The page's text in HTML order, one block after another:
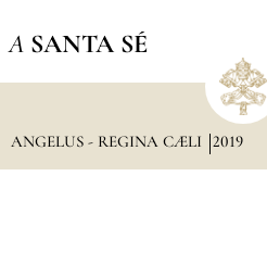
A SANTA SÉ
ANGELUS - REGINA CÆLI 2019